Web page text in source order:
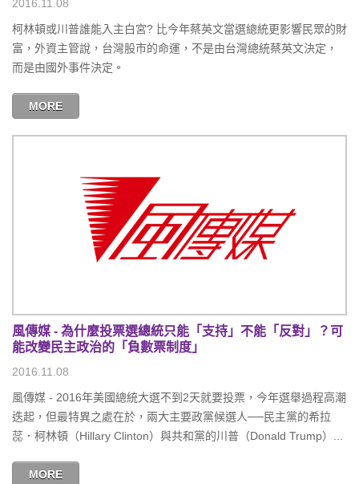
2016.11.08
柯林頓或川普誰能入主白宮? 比今年蔡英文當選總統更影響民眾的財
富，外資主管說，台灣股市的命運，不是由台灣總統蔡英文決定，
而是由國外事件決定。
MORE
風傳媒 - 為什麼投票選總統只能「支持」不能「反對」？可
能改變民主政治的「負數票制度」
2016.11.08
風傳媒 - 2016年美國總統大選不到2天就要投票，今年選舉過程高潮
迭起，但最特異之處在於，兩大主要政黨候選人──民主黨的希拉
蕊．柯林頓（Hillary Clinton）與共和黨的川普（Donald Trump）...
MORE